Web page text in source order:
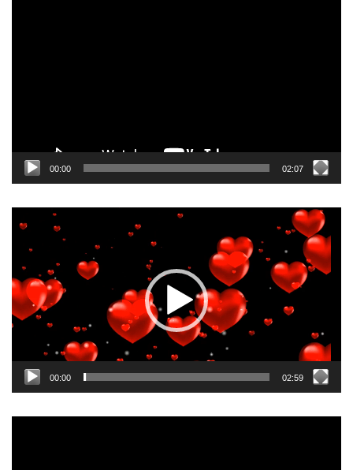
00:00 02:07
Odtwarzacz
00:00 02:59